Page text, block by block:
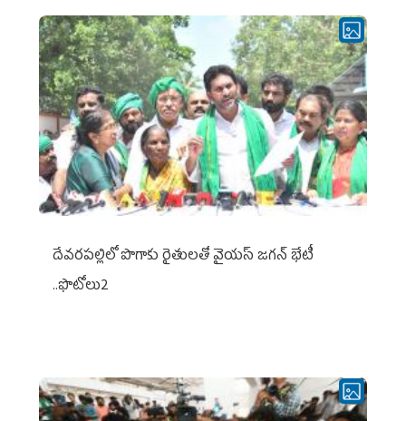
దేవరపల్లిలో పొగాకు రైతులతో వైయస్ జగన్ భేటీ
..ఫొటోలు2